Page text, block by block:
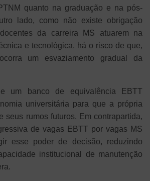
quanto na graduação e na pós-
lado, como não existe obrigação
da carreira MS atuarem na
e tecnológica, há o risco de que,
um esvaziamento gradual da
um banco de equivalência EBTT
universitária para que a própria
seus rumos futuros. Em contrapartida,
de vagas EBTT por vagas MS
esse poder de decisão, reduzindo
institucional de manutenção